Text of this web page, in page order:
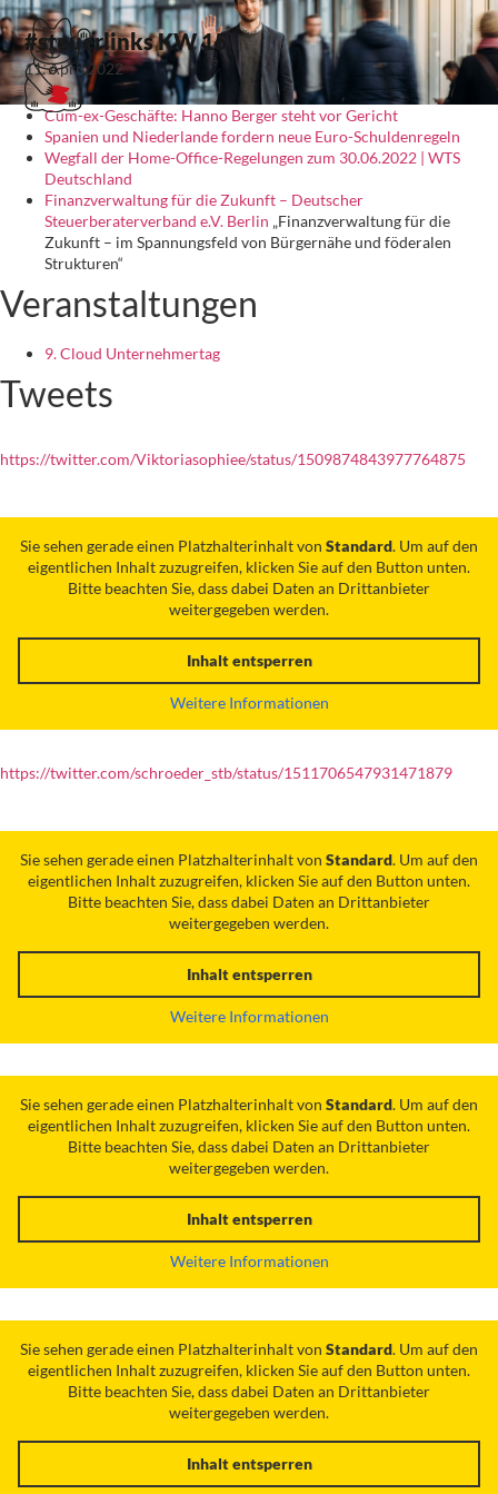
#steuerlinks KW 15
11. April 2022
Cum-ex-Geschäfte: Hanno Berger steht vor Gericht
Spanien und Niederlande fordern neue Euro-Schuldenregeln
Wegfall der Home-Office-Regelungen zum 30.06.2022 | WTS
Deutschland
Finanzverwaltung für die Zukunft – Deutscher
Steuerberaterverband e.V. Berlin „Finanzverwaltung für die
Zukunft – im Spannungsfeld von Bürgernähe und föderalen
Strukturen“
Veranstaltungen
9. Cloud Unternehmertag
Tweets
https://twitter.com/Viktoriasophiee/status/1509874843977764875
Sie sehen gerade einen Platzhalterinhalt von Standard. Um auf den
eigentlichen Inhalt zuzugreifen, klicken Sie auf den Button unten.
Bitte beachten Sie, dass dabei Daten an Drittanbieter
weitergegeben werden.
Inhalt entsperren
Weitere Informationen
https://twitter.com/schroeder_stb/status/1511706547931471879
Sie sehen gerade einen Platzhalterinhalt von Standard. Um auf den
eigentlichen Inhalt zuzugreifen, klicken Sie auf den Button unten.
Bitte beachten Sie, dass dabei Daten an Drittanbieter
weitergegeben werden.
Inhalt entsperren
Weitere Informationen
Sie sehen gerade einen Platzhalterinhalt von Standard. Um auf den
eigentlichen Inhalt zuzugreifen, klicken Sie auf den Button unten.
Bitte beachten Sie, dass dabei Daten an Drittanbieter
weitergegeben werden.
Inhalt entsperren
Weitere Informationen
Sie sehen gerade einen Platzhalterinhalt von Standard. Um auf den
eigentlichen Inhalt zuzugreifen, klicken Sie auf den Button unten.
Bitte beachten Sie, dass dabei Daten an Drittanbieter
weitergegeben werden.
Inhalt entsperren